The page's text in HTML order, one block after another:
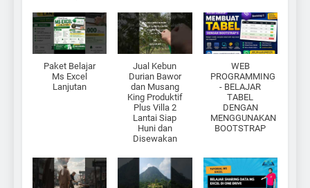
Paket Belajar
Ms Excel
Lanjutan
Jual Kebun
Durian Bawor
dan Musang
King Produktif
Plus Villa 2
Lantai Siap
Huni dan
Disewakan
WEB
PROGRAMMING
- BELAJAR
TABEL
DENGAN
MENGGUNAKAN
BOOTSTRAP